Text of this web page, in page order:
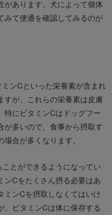
があります。犬によって個体
みて便通を確認してみるのが
ンCといった栄養素が含まれ
すが、これらの栄養素は皮膚
特にビタミンCはドッグフー
が多いので、食事から摂取す
合が多くなります。
とができるようになってい
ンCをたくさん摂る必要はあ
ミンCを摂取しなくてはいけ
、ビタミンCは体に保存する